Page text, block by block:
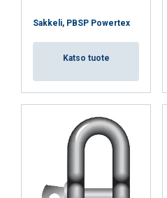
Sakkeli, PBSP Powertex
Katso tuote
NÄYTÄ TIEDOT